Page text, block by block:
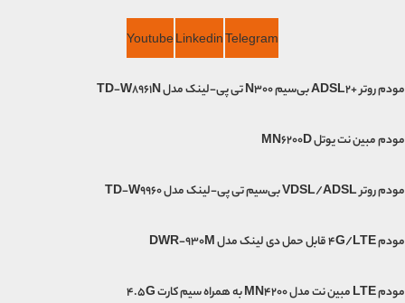
Telegram
Linkedin
Youtube
مودم روتر +ADSL2 بی‌سیم N300 تی پی-لینک مدل TD-W8961N
مودم مبین نت یوتل MN6200D
مودم روتر VDSL/ADSL بی‌سیم تی پی-لینک مدل TD-W9960
مودم 4G/LTE قابل حمل دی لینک مدل DWR-930M
مودم LTE مبین نت مدل MN4200 به همراه سیم کارت 4.5G